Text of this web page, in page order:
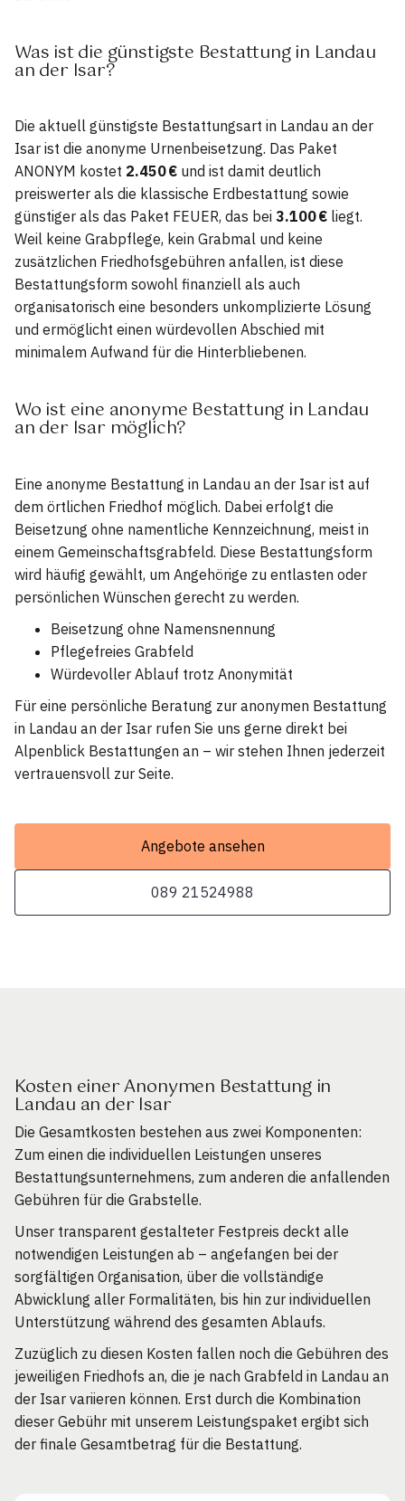
Was ist die günstigste Bestattung in Landau
an der Isar?
Die aktuell günstigste Bestattungsart in Landau an der
Isar ist die anonyme Urnenbeisetzung. Das Paket
ANONYM kostet 2.450 € und ist damit deutlich
preiswerter als die klassische Erdbestattung sowie
günstiger als das Paket FEUER, das bei 3.100 € liegt.
Weil keine Grabpflege, kein Grabmal und keine
zusätzlichen Friedhofsgebühren anfallen, ist diese
Bestattungsform sowohl finanziell als auch
organisatorisch eine besonders unkomplizierte Lösung
und ermöglicht einen würdevollen Abschied mit
minimalem Aufwand für die Hinterbliebenen.
Wo ist eine anonyme Bestattung in Landau
an der Isar möglich?
Eine anonyme Bestattung in Landau an der Isar ist auf
dem örtlichen Friedhof möglich. Dabei erfolgt die
Beisetzung ohne namentliche Kennzeichnung, meist in
einem Gemeinschaftsgrabfeld. Diese Bestattungsform
wird häufig gewählt, um Angehörige zu entlasten oder
persönlichen Wünschen gerecht zu werden.
Beisetzung ohne Namensnennung
Pflegefreies Grabfeld
Würdevoller Ablauf trotz Anonymität
Für eine persönliche Beratung zur anonymen Bestattung
in Landau an der Isar rufen Sie uns gerne direkt bei
Alpenblick Bestattungen an – wir stehen Ihnen jederzeit
vertrauensvoll zur Seite.
Angebote ansehen
089 21524988
Kosten einer Anonymen Bestattung in
Landau an der Isar
Die Gesamtkosten bestehen aus zwei Komponenten:
Zum einen die individuellen Leistungen unseres
Bestattungsunternehmens, zum anderen die anfallenden
Gebühren für die Grabstelle.
Unser transparent gestalteter Festpreis deckt alle
notwendigen Leistungen ab – angefangen bei der
sorgfältigen Organisation, über die vollständige
Abwicklung aller Formalitäten, bis hin zur individuellen
Unterstützung während des gesamten Ablaufs.
Zuzüglich zu diesen Kosten fallen noch die Gebühren des
jeweiligen Friedhofs an, die je nach Grabfeld in Landau an
der Isar variieren können. Erst durch die Kombination
dieser Gebühr mit unserem Leistungspaket ergibt sich
der finale Gesamtbetrag für die Bestattung.